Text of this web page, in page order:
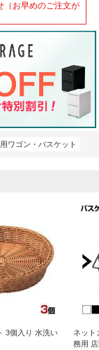
（お早めのご注文が
ワゴン・バスケット
3個入り 水洗い
ネット
務用